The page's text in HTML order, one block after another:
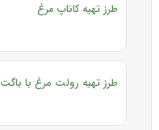
طرز تهیه کاناپ مرغ
طرز تهیه رولت مرغ با باگت